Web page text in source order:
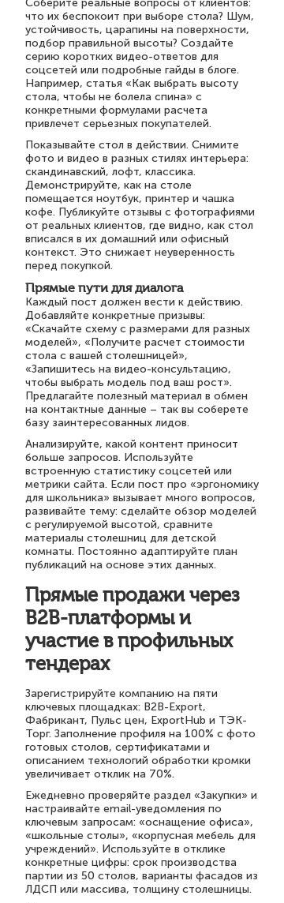
Соберите реальные вопросы от клиентов:
что их беспокоит при выборе стола? Шум,
устойчивость, царапины на поверхности,
подбор правильной высоты? Создайте
серию коротких видео-ответов для
соцсетей или подробные гайды в блоге.
Например, статья «Как выбрать высоту
стола, чтобы не болела спина» с
конкретными формулами расчета
привлечет серьезных покупателей.
Показывайте стол в действии. Снимите
фото и видео в разных стилях интерьера:
скандинавский, лофт, классика.
Демонстрируйте, как на столе
помещается ноутбук, принтер и чашка
кофе. Публикуйте отзывы с фотографиями
от реальных клиентов, где видно, как стол
вписался в их домашний или офисный
контекст. Это снижает неуверенность
перед покупкой.
Прямые пути для диалога
Каждый пост должен вести к действию.
Добавляйте конкретные призывы:
«Скачайте схему с размерами для разных
моделей», «Получите расчет стоимости
стола с вашей столешницей»,
«Запишитесь на видео-консультацию,
чтобы выбрать модель под ваш рост».
Предлагайте полезный материал в обмен
на контактные данные – так вы соберете
базу заинтересованных лидов.
Анализируйте, какой контент приносит
больше запросов. Используйте
встроенную статистику соцсетей или
метрики сайта. Если пост про «эргономику
для школьника» вызывает много вопросов,
развивайте тему: сделайте обзор моделей
с регулируемой высотой, сравните
материалы столешниц для детской
комнаты. Постоянно адаптируйте план
публикаций на основе этих данных.
Прямые продажи через
B2B-платформы и
участие в профильных
тендерах
Зарегистрируйте компанию на пяти
ключевых площадках: B2B-Export,
Фабрикант, Пульс цен, ExportHub и ТЭК-
Торг. Заполнение профиля на 100% с фото
готовых столов, сертификатами и
описанием технологий обработки кромки
увеличивает отклик на 70%.
Ежедневно проверяйте раздел «Закупки» и
настраивайте email-уведомления по
ключевым запросам: «оснащение офиса»,
«школьные столы», «корпусная мебель для
учреждений». Используйте в отклике
конкретные цифры: срок производства
партии из 50 столов, варианты фасадов из
ЛДСП или массива, толщину столешницы.